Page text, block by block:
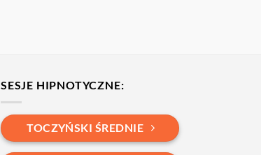
SESJE HIPNOTYCZNE:
TOCZYŃSKI ŚREDNIE